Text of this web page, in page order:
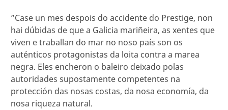
”Case un mes despois do accidente do Prestige, non
hai dúbidas de que a Galicia mariñeira, as xentes que
viven e traballan do mar no noso país son os
auténticos protagonistas da loita contra a marea
negra. Eles encheron o baleiro deixado polas
autoridades supostamente competentes na
protección das nosas costas, da nosa economía, da
nosa riqueza natural.